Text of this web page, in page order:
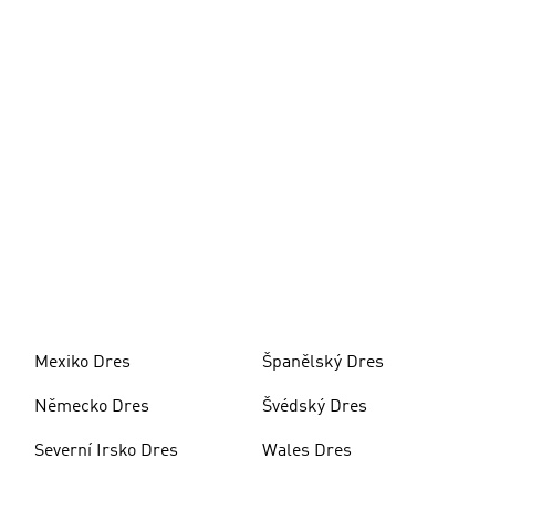
Mexiko Dres
Německo Dres
Severní Irsko Dres
Španělský Dres
Švédský Dres
Wales Dres